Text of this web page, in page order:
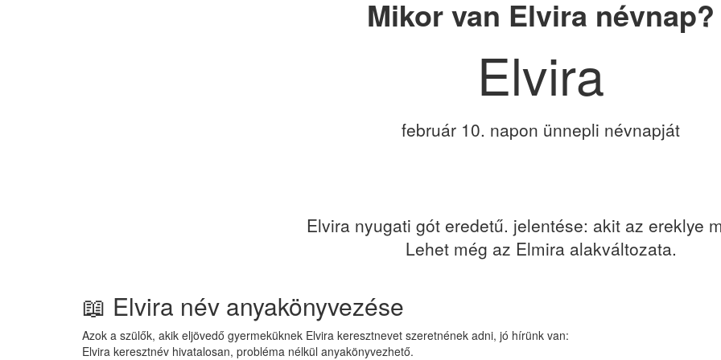
Mikor van Elvira névnap?
Elvira
február 10. napon ünnepli névnapját
Elvira nyugati gót eredetű. jelentése: akit az ereklye
Lehet még az Elmira alakváltozata.
📖 Elvira név anyakönyvezése
Azok a szülők, akik eljövedő gyermeküknek Elvira keresztnevet szeretnének adni, jó hírünk van:
Elvira keresztnév hivatalosan, probléma nélkül anyakönyvezhető.